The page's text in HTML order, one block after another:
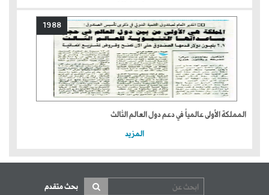
1988
المملكة الأولى عالمياً في دعم دول العالم الثالث
المزيد
بحث متقدم